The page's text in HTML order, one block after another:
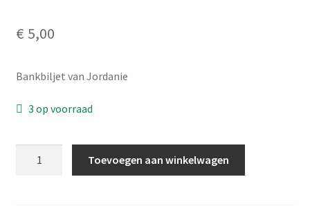
Mijn account
Alg. voorw.
Privacybeleid PMH Enibas
€ 5,00
Bankbiljet van Jordanie
3 op voorraad
Toevoegen aan winkelwagen